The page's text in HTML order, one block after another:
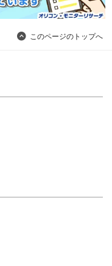
このページのトップへ